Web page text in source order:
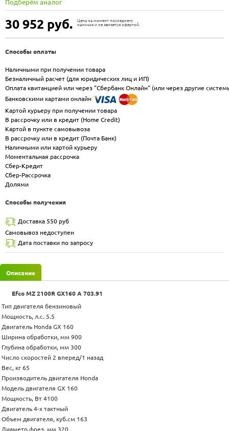
30 952 руб.
Цена на момент последнего
наличия и не является офертой.
Подберём аналог
Способы оплаты
Наличными при получении товара
Безналичный расчет (для юридических лиц и ИП)
Оплата квитанцией или через "Сбербанк Онлайн" (или через другие
Банковскими картами онлайн
Картой курьеру при получении товара
В рассрочку или в кредит (Home Credit)
Картой в пункте самовывоза
В рассрочку или в кредит (Почта Банк)
Наличными или картой курьеру
Моментальная рассрочка
Сбер-Кредит
Сбер-Рассрочка
Долями
Способы получения
Доставка 550 руб
Самовывоз недоступен
Дата поставки по запросу
Описание
Efco МZ 2100R GX160 А 703.91
Тип двигателя бензиновый
Мощность, л.c. 5.5
Двигатель Honda GX 160
Ширина обработки, мм 900
Глубина обработки, мм 300
Число скоростей 2 вперед/1 назад
Вес, кг 65
Производитель двигателя Honda
Модель двигателя GX 160
Мощность, Вт 4100
Двигатель 4-х тактный
Объем двигателя, куб.см 163
Диаметр фрез, мм 320